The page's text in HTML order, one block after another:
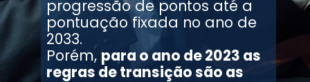
progressão de pontos até a
pontuação fixada no ano de
2033.
Porém, para o ano de 2023 as
regras de transição são as